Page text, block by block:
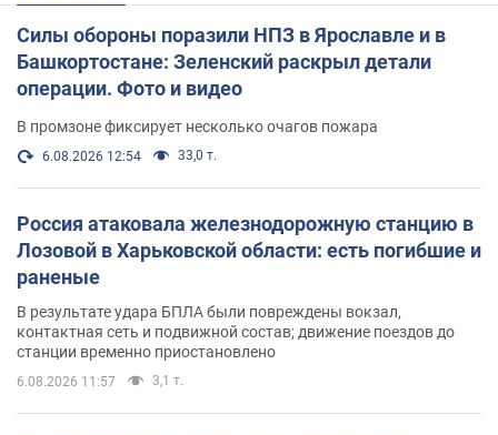
Силы обороны поразили НПЗ в Ярославле и в
Башкортостане: Зеленский раскрыл детали
операции. Фото и видео
В промзоне фиксирует несколько очагов пожара
6.08.2026 12:54 33,0 т.
Россия атаковала железнодорожную станцию в
Лозовой в Харьковской области: есть погибшие и
раненые
В результате удара БПЛА были повреждены вокзал,
контактная сеть и подвижной состав; движение поездов до
станции временно приостановлено
6.08.2026 11:57 3,1 т.